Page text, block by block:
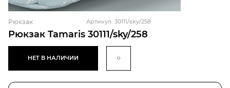
Рюкзак Tamaris 30111/sky/258
Рюкзак Артикул: 30111/sky/258
НЕТ В НАЛИЧИИ